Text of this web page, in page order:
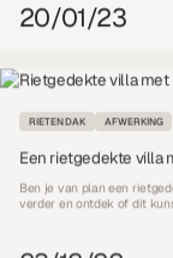
20/01/23
RIETEN DAK AFWERKING
Een rietgedekte villa
Ben je van plan een
verder en ontdek of dit